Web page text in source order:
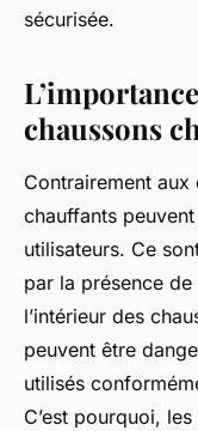
sécurisée.
chaussons
Contrairement aux
chauffants
utilisateurs. Ce
par la présence
l’intérieur des
peuvent être
utilisés
C’est pourquoi,